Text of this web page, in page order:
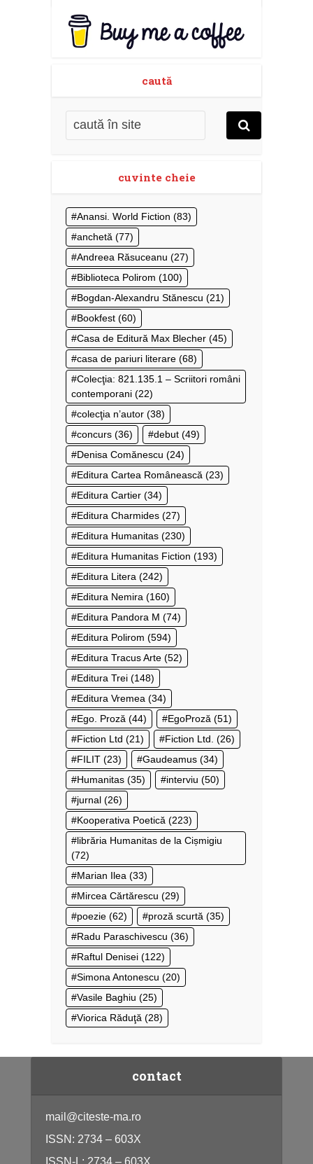
caută
cuvinte cheie
Anansi. World Fiction (83)
anchetă (77)
Andreea Răsuceanu (27)
Biblioteca Polirom (100)
Bogdan-Alexandru Stănescu (21)
Bookfest (60)
Casa de Editură Max Blecher (45)
casa de pariuri literare (68)
Colecţia: 821.135.1 – Scriitori români
contemporani (22)
colecţia n’autor (38)
concurs (36) debut (49)
Denisa Comănescu (24)
Editura Cartea Românească (23)
Editura Cartier (34)
Editura Charmides (27)
Editura Humanitas (230)
Editura Humanitas Fiction (193)
Editura Litera (242)
Editura Nemira (160)
Editura Pandora M (74)
Editura Polirom (594)
Editura Tracus Arte (52)
Editura Trei (148)
Editura Vremea (34)
Ego. Proză (44) EgoProză (51)
Fiction Ltd (21) Fiction Ltd. (26)
FILIT (23) Gaudeamus (34)
Humanitas (35) interviu (50)
jurnal (26)
Kooperativa Poetică (223)
librăria Humanitas de la Cișmigiu
(72)
Marian Ilea (33)
Mircea Cărtărescu (29)
poezie (62) proză scurtă (35)
Radu Paraschivescu (36)
Raftul Denisei (122)
Simona Antonescu (20)
Vasile Baghiu (25)
Viorica Răduţă (28)
contact
mail@citeste-ma.ro
ISSN: 2734 – 603X
ISSN-L: 2734 – 603X